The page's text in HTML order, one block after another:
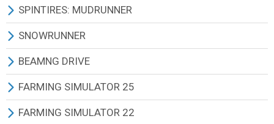
СКАЧАТЬ ИГРУ
ВСЕ МОДЫ
ТЕХНИКА
КАРТЫ
ТЕКСТУРЫ И ЗВУКИ
SPINTIRES: MUDRUNNER
ВСЕ МОДЫ
ГРУЗОВИКИ
ВНЕДОРОЖНИКИ
ЛЕГКОВЫЕ АВТОМОБИЛИ
SNOWRUNNER
ВСЕ МОДЫ
ГРУЗОВИКИ
ВНЕДОРОЖНИКИ
BEAMNG DRIVE
BEAMNG DRIVE ИГРА И ОБНОВЛЕНИЯ
ВСЕ МОДЫ
FARMING SIMULATOR 25
ВСЕ МОДЫ
FARMING SIMULATOR 22